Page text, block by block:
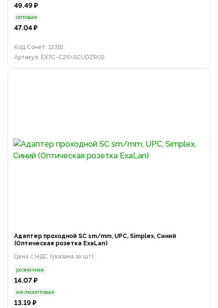
49.49 ₽
оптовая
47.04 ₽
Код Сонет: 12316
Артикул: EX7C-C2S\SCUDZR02
Адаптер проходной SC sm/mm, UPC, Simplex, Синий
(Оптическая розетка ExaLan)
Цена с НДС (указана за шт):
розничная
14.07 ₽
мелкооптовая
13.19 ₽